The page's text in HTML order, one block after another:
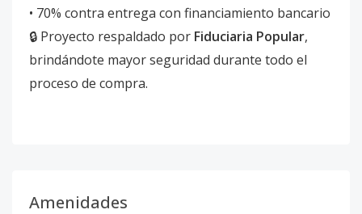
• 70% contra entrega con financiamiento bancario
🔒 Proyecto respaldado por Fiduciaria Popular,
brindándote mayor seguridad durante todo el
proceso de compra.
Amenidades